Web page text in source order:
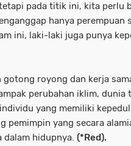
pada titik ini, kita perlu
hanya perempuan
ini, laki-laki juga punya
gotong royong dan kerja
perubahan iklim, dunia
yang memiliki
pemimpin yang secara
dalam hidupnya. (*Red).